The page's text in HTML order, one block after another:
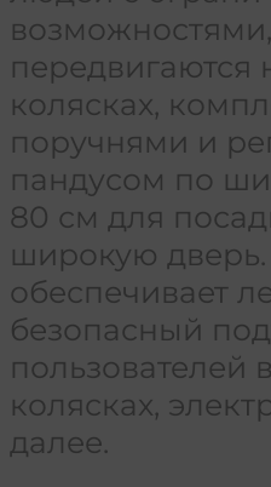
передвигаются
колясках,
поручнями и
пандусом по
80 см для
широкую дверь.
обеспечивает
безопасный
пользователей
колясках,
далее.